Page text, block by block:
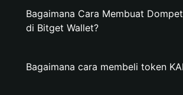
Bagaimana Cara Membuat
di Bitget Wallet?
Bagaimana cara membeli token